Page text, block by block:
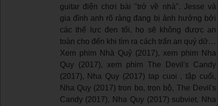
guitar điện chơi bài "trở về nhà". Jesse và
gia đình anh rõ ràng đang bị ảnh hưởng bởi
các thế lực đen tối, họ sẽ không được an
toàn cho đến khi tìm ra cách trấn an quỷ dữ…
Xem phim Nhà Quỷ (2017), xem phim Nha
Quy (2017), xem phim The Devil's Candy
(2017), Nha Quy (2017) tap cuoi , tập cuối,
Nha Quy (2017) tron bo, trọn bộ, The Devil's
Candy (2017), Nha Quy (2017) subviet, Nha